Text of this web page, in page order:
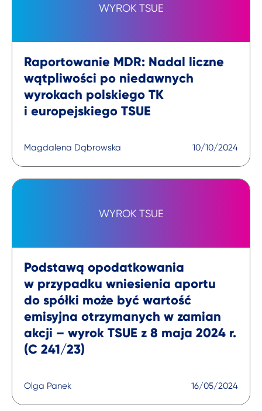
WYROK TSUE
Raportowanie MDR: Nadal liczne
wątpliwości po niedawnych
wyrokach polskiego TK
i europejskiego TSUE
Magdalena Dąbrowska 10/10/2024
WYROK TSUE
Podstawą opodatkowania
w przypadku wniesienia aportu
do spółki może być wartość
emisyjna otrzymanych w zamian
akcji – wyrok TSUE z 8 maja 2024 r.
(C 241/23)
Olga Panek 16/05/2024